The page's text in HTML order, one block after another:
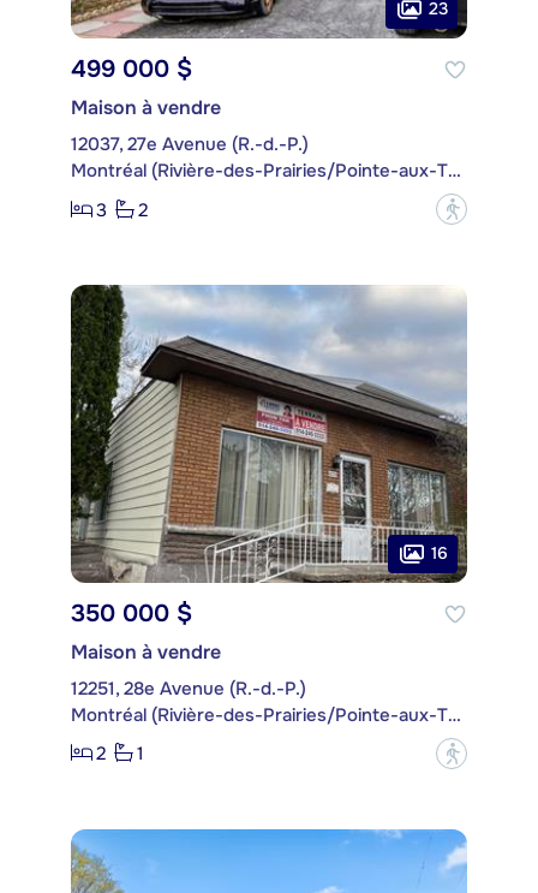
23
499 000 $
Maison à vendre
12037, 27e Avenue (R.-d.-P.)
Montréal (Rivière-des-Prairies/Pointe-aux-Trembles)
3
2 ?
16
350 000 $
Maison à vendre
12251, 28e Avenue (R.-d.-P.)
Montréal (Rivière-des-Prairies/Pointe-aux-Trembles)
2
1 ?